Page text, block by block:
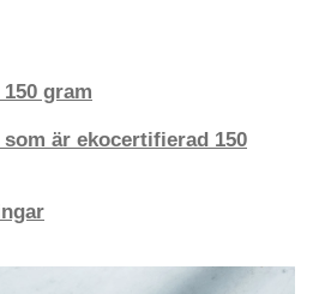
gram
är ekocertifierad 150
Recept